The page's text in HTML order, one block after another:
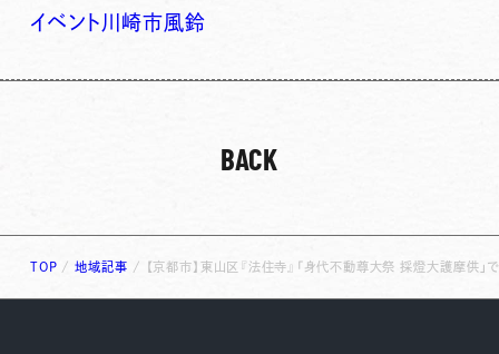
イベント 川崎市風鈴
BACK
TOP /地域記事 / 【京都市】東山区『法住寺』「身代不動尊大祭 採燈大護摩供